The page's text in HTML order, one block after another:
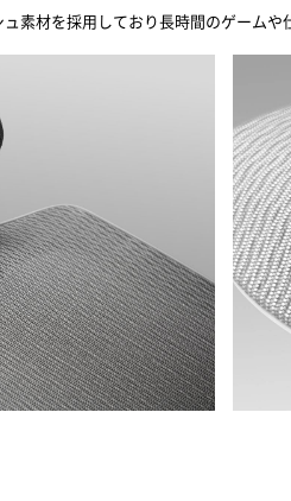
素材を採用しており長時間のゲームや